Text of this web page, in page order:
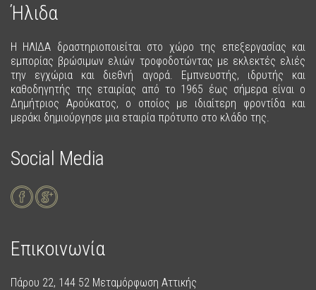
Ήλιδα
Η ΗΛΙΔΑ δραστηριοποιείται στο χώρο της επεξεργασίας και
εμπορίας βρώσιμων ελιών τροφοδοτώντας με εκλεκτές ελιές
την εγχώρια και διεθνή αγορά. Εμπνευστής, ιδρυτής και
καθοδηγητής της εταιρίας από το 1965 έως σήμερα είναι ο
Δημήτριος Αρούκατος, ο οποίος με ιδιαίτερη φροντίδα και
μεράκι δημιούργησε μια εταιρία πρότυπο στο κλάδο της.
Social Media
Επικοινωνία
Πάρου 22, 144 52 Μεταμόρφωση Αττικής